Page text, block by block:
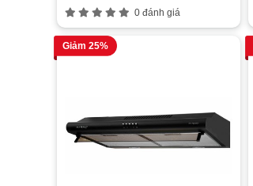
0 đánh giá
Giảm 25%